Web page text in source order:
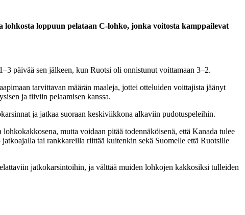
lohkosta loppuun pelataan C-lohko, jonka voitosta kamppailevat
päivää sen jälkeen, kun Ruotsi oli onnistunut voittamaan 3–2.
tarvittavan määrän maaleja, jottei otteluiden voittajista jäänyt
ja tiiviin pelaamisen kanssa.
ja jatkaa suoraan keskiviikkona alkaviin pudotuspeleihin.
mutta voidaan pitää todennäköisenä, että Kanada tulee
tai rankkareilla riittää kuitenkin sekä Suomelle että Ruotsille
jatkokarsintoihin, ja välttää muiden lohkojen kakkosiksi tulleiden